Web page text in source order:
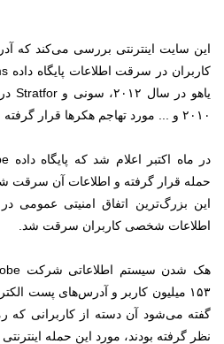
این سایت اینترنتی بررسی می‌کند که
۲۰۱۰ و ... مورد تهاجم هکرها قرار گرفته است یا خیر.
حمله قرار گرفته و اطلاعات آن سرقت
این بزرگ‌ترین اتفاق امنیتی
اطلاعات شخصی کاربران سرقت شد.
۱۵۳ میلیون کاربر و آدرس‌های پست
گفته می‌شود آن دسته از کاربرانی که
نظر گرفته بودند، مورد این حمله اینترنتی